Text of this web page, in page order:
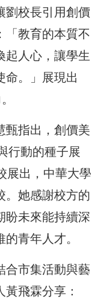
劉校長引用創價
「教育的本質不
起人心，讓學生
命。」展現出
甄指出，創價美
行動的種子展
展出，中華大學
。她感謝校方的
盼未來能持續深
青年人才。
合市集活動與藝
飛霖分享：